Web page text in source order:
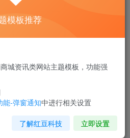
查看
9.9
立即购买
，无脑操作复制粘贴，日入
模板推荐
城资讯类网站主题模板，功能强
能-弹窗通知中进行相关设置
了解红豆科技 立即设置